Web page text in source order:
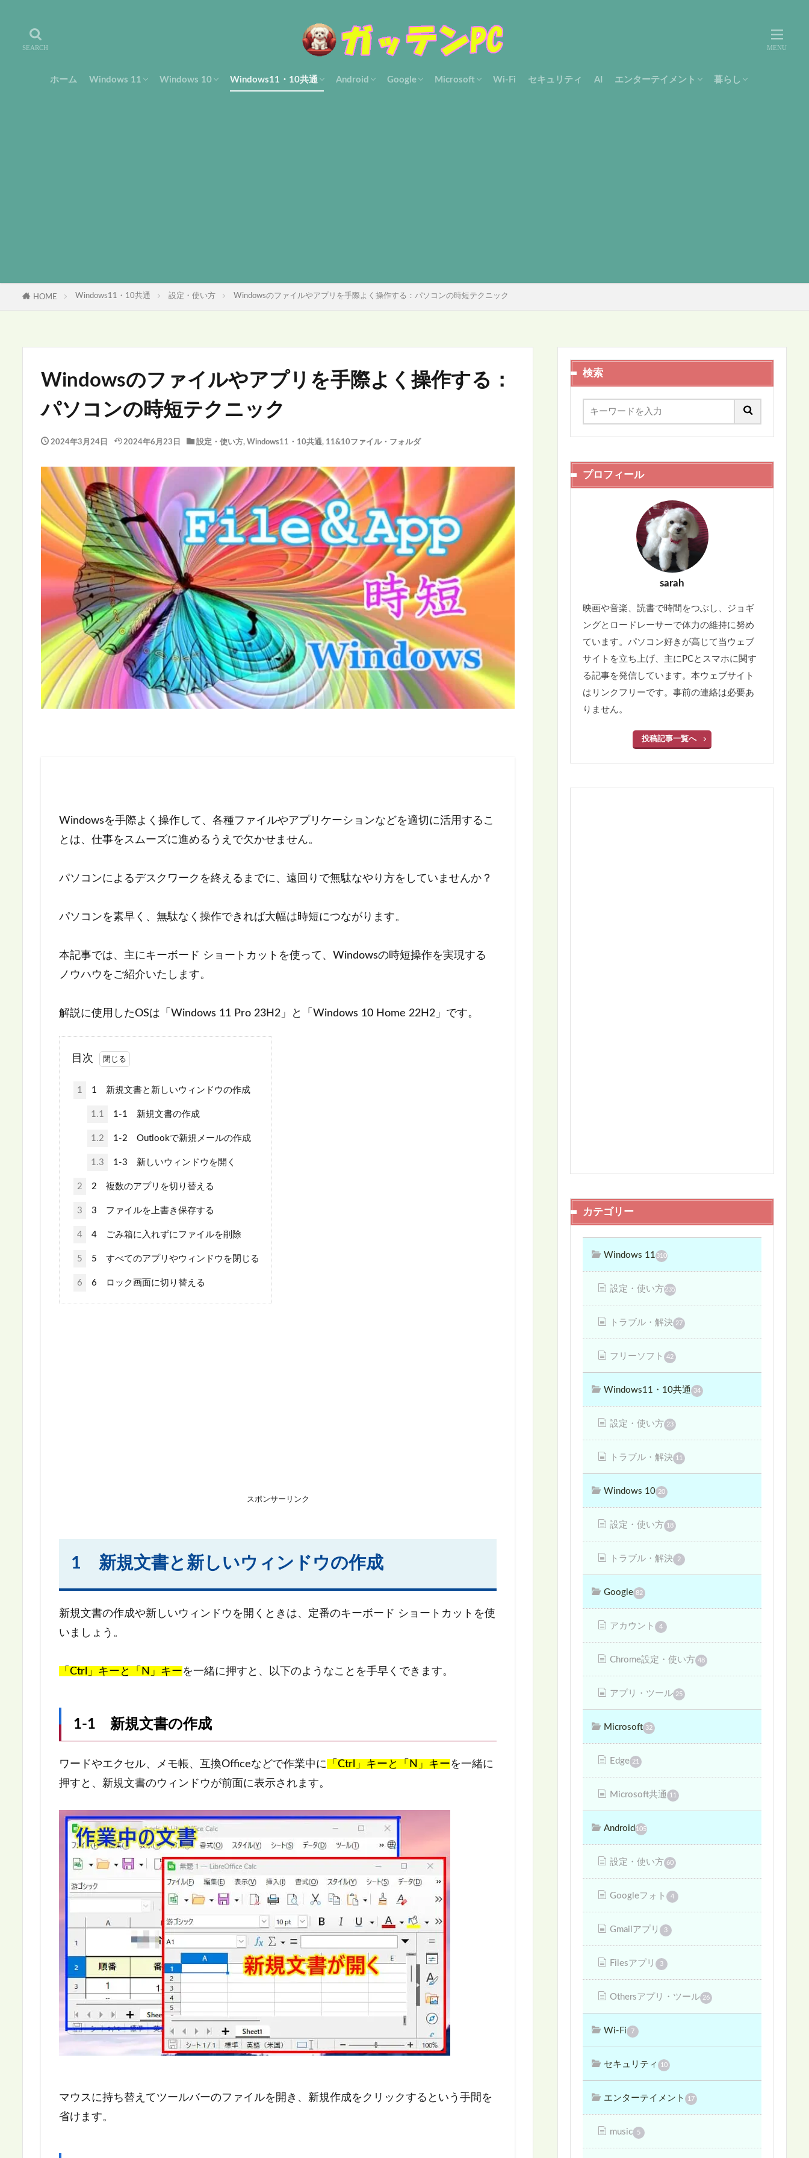
ホーム Windows 11 Windows 10 Windows11・10共通 Android Google Microsoft Wi-Fi セキュリティ AI エンターテイメント 暮らし
HOME Windows11・10共通 設定・使い方 Windowsのファイルやアプリを手際よく操作する：パソコンの時短テクニック
Windowsのファイルやアプリを手際よく操作する：
パソコンの時短テクニック
2024年3月24日 2024年6月23日 設定・使い方, Windows11・10共通, 11&10ファイル・フォルダ
Windowsを手際よく操作して、各種ファイルやアプリケーションなどを適切に活用するこ
とは、仕事をスムーズに進めるうえで欠かせません。
パソコンによるデスクワークを終えるまでに、遠回りで無駄なやり方をしていませんか？
パソコンを素早く、無駄なく操作できれば大幅は時短につながります。
本記事では、主にキーボード ショートカットを使って、Windowsの時短操作を実現する
ノウハウをご紹介いたします。
解説に使用したOSは「Windows 11 Pro 23H2」と「Windows 10 Home 22H2」です。
目次
1 1 新規文書と新しいウィンドウの作成
1.1 1-1 新規文書の作成
1.2 1-2 Outlookで新規メールの作成
1.3 1-3 新しいウィンドウを開く
2 2 複数のアプリを切り替える
3 3 ファイルを上書き保存する
4 4 ごみ箱に入れずにファイルを削除
5 5 すべてのアプリやウィンドウを閉じる
6 6 ロック画面に切り替える
スポンサーリンク
1 新規文書と新しいウィンドウの作成
新規文書の作成や新しいウィンドウを開くときは、定番のキーボード ショートカットを使
いましょう。
「Ctrl」キーと「N」キーを一緒に押すと、以下のようなことを手早くできます。
1-1 新規文書の作成
ワードやエクセル、メモ帳、互換Officeなどで作業中に 「Ctrl」キーと「N」キーを一緒に
押すと、新規文書のウィンドウが前面に表示されます。
マウスに持ち替えてツールバーのファイルを開き、新規作成をクリックするという手間を
省けます。
検索
プロフィール
sarah
映画や音楽、読書で時間をつぶし、ジョギ
ングとロードレーサーで体力の維持に努め
ています。パソコン好きが高じて当ウェブ
サイトを立ち上げ、主にPCとスマホに関す
る記事を発信しています。本ウェブサイト
はリンクフリーです。事前の連絡は必要あ
りません。
投稿記事一覧へ
カテゴリー
Windows 11 310
設定・使い方235
トラブル・解決 27
フリーソフト 42
Windows11・10共通 34
設定・使い方 23
トラブル・解決 11
Windows 10 20
設定・使い方 18
トラブル・解決 2
Google 82
アカウント 4
Chrome設定・使い方 48
アプリ・ツール 25
Microsoft 32
Edge 21
Microsoft共通 11
Android 105
設定・使い方 60
Googleフォト 4
Gmailアプリ 3
Filesアプリ 3
Othersアプリ・ツール 26
Wi-Fi 7
セキュリティ 10
エンターテイメント 17
music 5